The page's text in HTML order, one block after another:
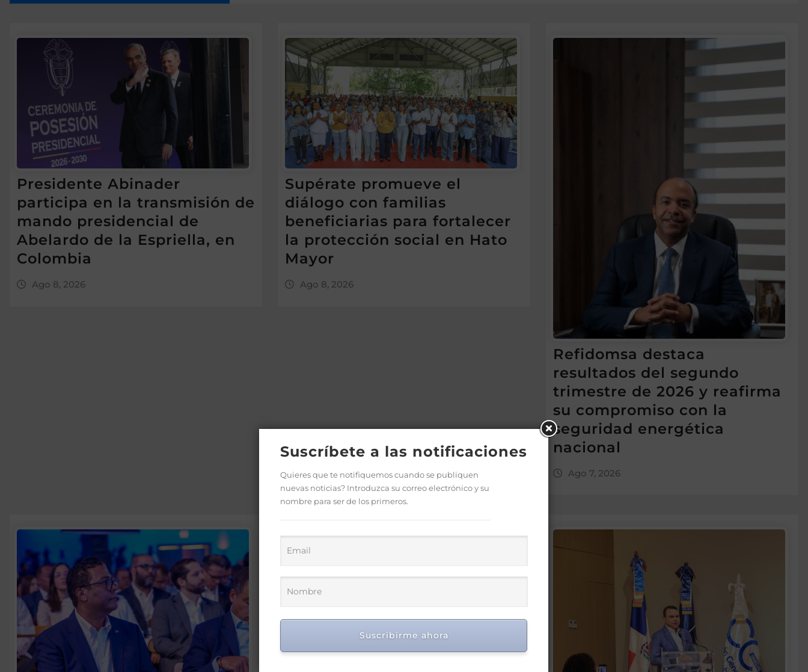
Presidente Abinader
participa en la transmisión de
mando presidencial de
Abelardo de la Espriella, en
Colombia
Ago 8, 2026
Supérate promueve el
diálogo con familias
beneficiarias para fortalecer
la protección social en Hato
Mayor
Ago 8, 2026
Refidomsa destaca
resultados del segundo
trimestre de 2026 y reafirma
su compromiso con la
seguridad energética
nacional
Ago 7, 2026
Suscríbete a las notificaciones
Quieres que te notifiquemos cuando se publiquen
nuevas noticias? Introduzca su correo electrónico y su
nombre para ser de los primeros.
Suscribirme ahora